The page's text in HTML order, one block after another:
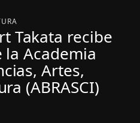
Takata recibe
Academia
Artes,
(ABRASCI)